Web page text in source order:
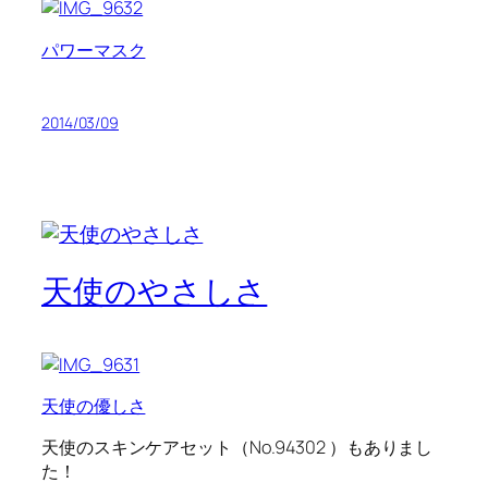
パワーマスク
2014/03/09
天使のやさしさ
天使の優しさ
天使のスキンケアセット（No.94302 ）もありまし
た！